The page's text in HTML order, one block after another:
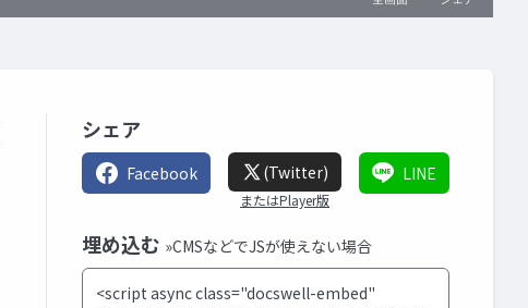
シェア
Facebook (Twitter)
またはPlayer版
LINE
埋め込む »CMSなどでJSが使えない場合